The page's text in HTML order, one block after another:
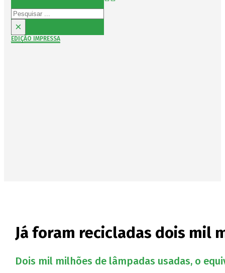
Pesquisar
×
EDIÇÃO IMPRESSA
Já foram recicladas dois mil
Dois mil milhões de lâmpadas usadas, o